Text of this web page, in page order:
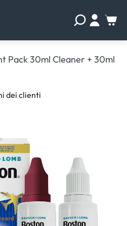
Pack 30ml Cleaner + 30ml
dei clienti